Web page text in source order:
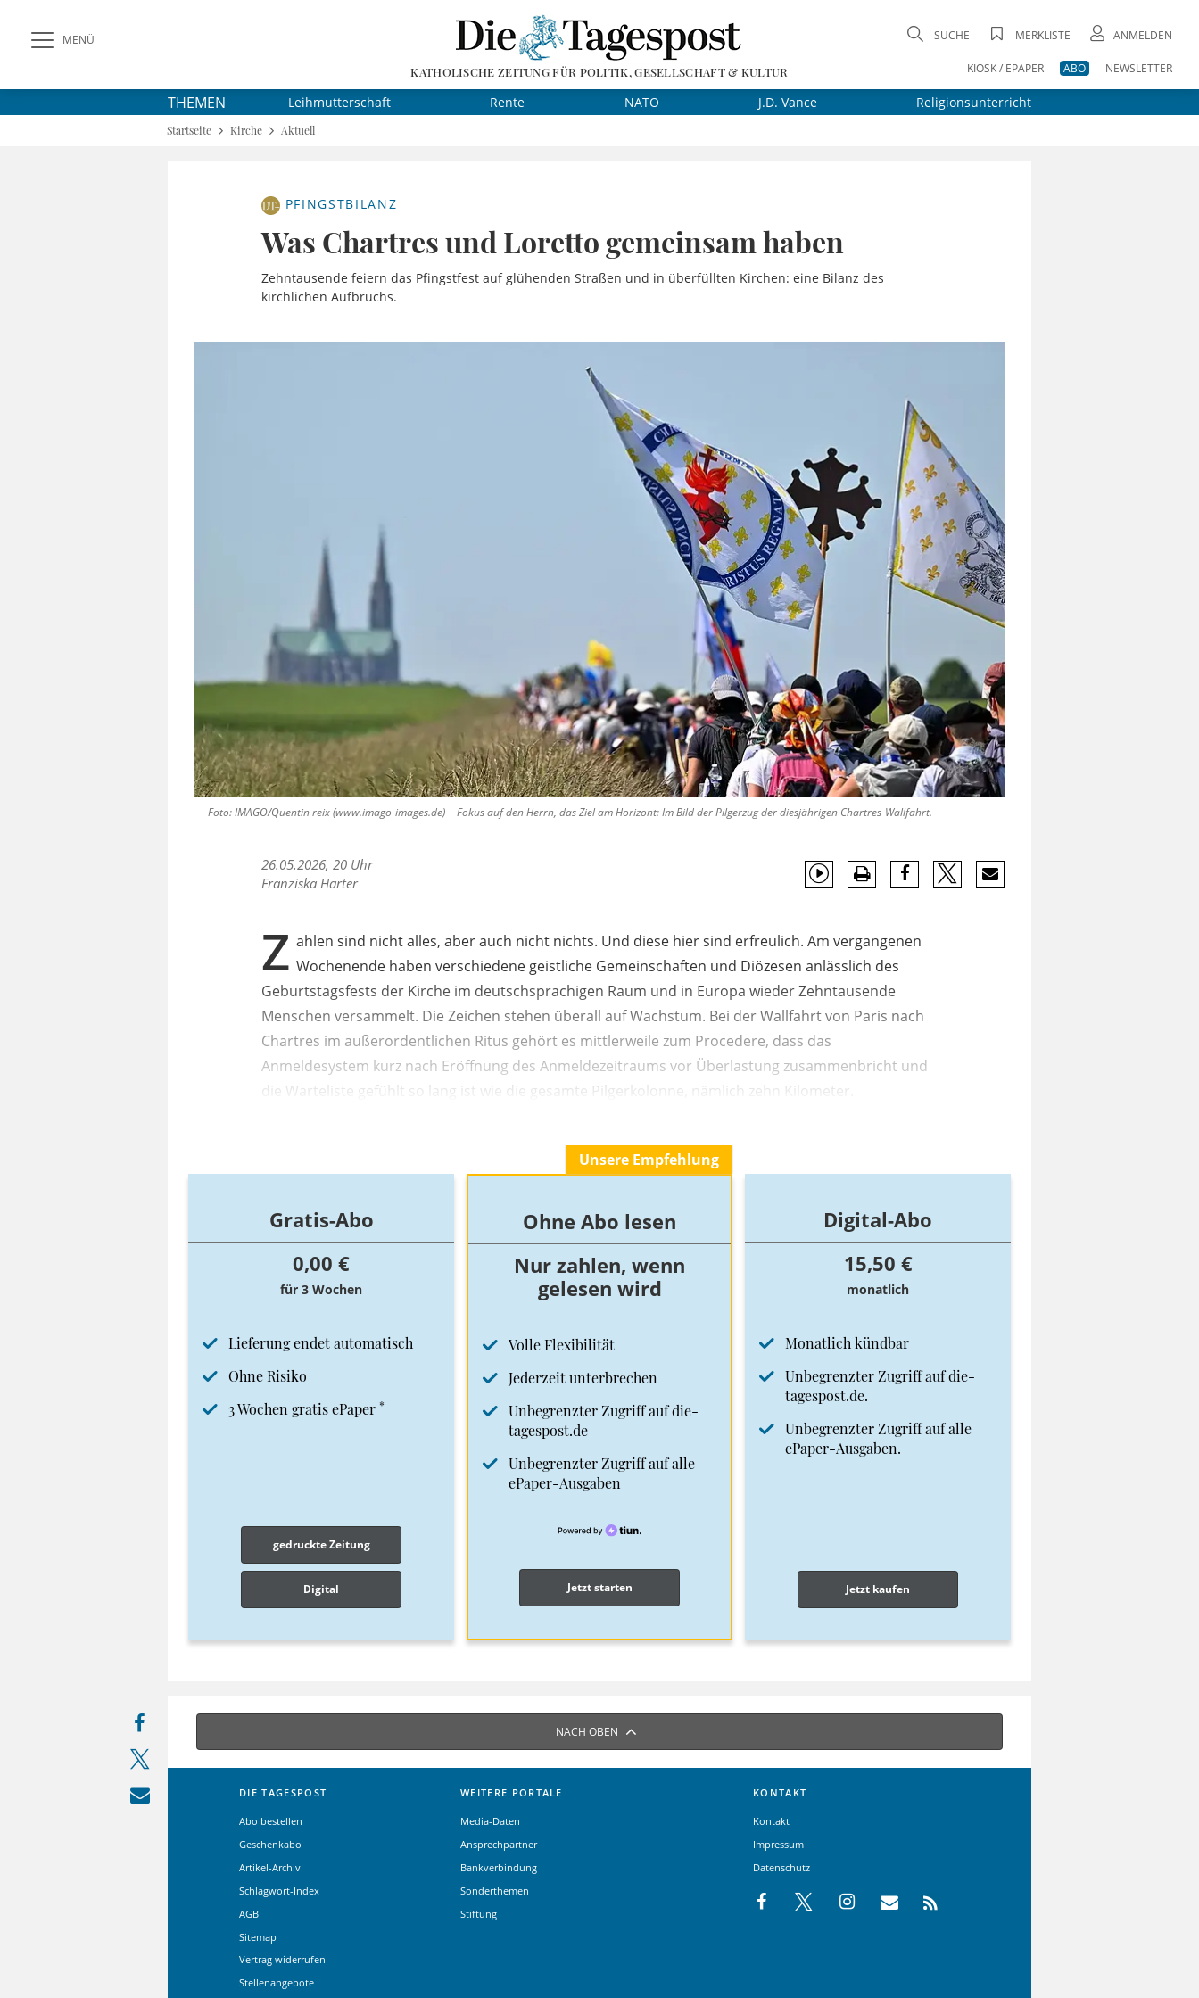
MENÜ
KATHOLISCHE ZEITUNG FÜR POLITIK, GESELLSCHAFT & KULTUR
SUCHE MERKLISTE ANMELDEN
KIOSK / EPAPER ABO NEWSLETTER
THEMEN Leihmutterschaft Rente NATO J.D. Vance Religionsunterricht
Startseite Kirche Aktuell
PFINGSTBILANZ
Was Chartres und Loretto gemeinsam haben
Zehntausende feiern das Pfingstfest auf glühenden Straßen und in überfüllten Kirchen: eine Bilanz des
kirchlichen Aufbruchs.
Foto: IMAGO/Quentin reix (www.imago-images.de) | Fokus auf den Herrn, das Ziel am Horizont: Im Bild der Pilgerzug der diesjährigen Chartres-Wallfahrt.
26.05.2026, 20 Uhr
Franziska Harter
Z ahlen sind nicht alles, aber auch nicht nichts. Und diese hier sind erfreulich. Am vergangenen
Wochenende haben verschiedene geistliche Gemeinschaften und Diözesen anlässlich des
Geburtstagsfests der Kirche im deutschsprachigen Raum und in Europa wieder Zehntausende
Menschen versammelt. Die Zeichen stehen überall auf Wachstum. Bei der Wallfahrt von Paris nach
Chartres im außerordentlichen Ritus gehört es mittlerweile zum Procedere, dass das
Anmeldesystem kurz nach Eröffnung des Anmeldezeitraums vor Überlastung zusammenbricht und
die Warteliste gefühlt so lang ist wie die gesamte Pilgerkolonne, nämlich zehn Kilometer.
Gratis-Abo
0,00 €
für 3 Wochen
Lieferung endet automatisch
Ohne Risiko
3 Wochen gratis ePaper *
gedruckte Zeitung
Digital
Unsere Empfehlung
Ohne Abo lesen
Nur zahlen, wenn
gelesen wird
Volle Flexibilität
Jederzeit unterbrechen
Unbegrenzter Zugriff auf die-
tagespost.de
Unbegrenzter Zugriff auf alle
ePaper-Ausgaben
Jetzt starten
Digital-Abo
15,50 €
monatlich
Monatlich kündbar
Unbegrenzter Zugriff auf die-
tagespost.de.
Unbegrenzter Zugriff auf alle
ePaper-Ausgaben.
Jetzt kaufen
NACH OBEN
DIE TAGESPOST
Abo bestellen
Geschenkabo
Artikel-Archiv
Schlagwort-Index
AGB
Sitemap
Vertrag widerrufen
Stellenangebote
WEITERE PORTALE
Media-Daten
Ansprechpartner
Bankverbindung
Sonderthemen
Stiftung
KONTAKT
Kontakt
Impressum
Datenschutz